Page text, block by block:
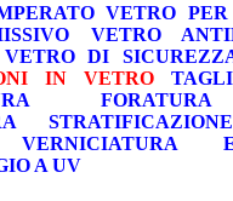
VETRO
VETRO
VETRO DI
IN VETRO
FORATURA
STRATIFICAZIONE
VERNICIATURA
A UV